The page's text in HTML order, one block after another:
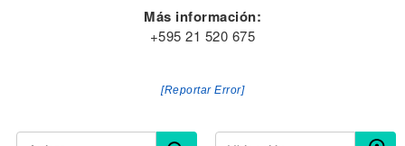
Más información:
+595 21 520 675
[Reportar Error]